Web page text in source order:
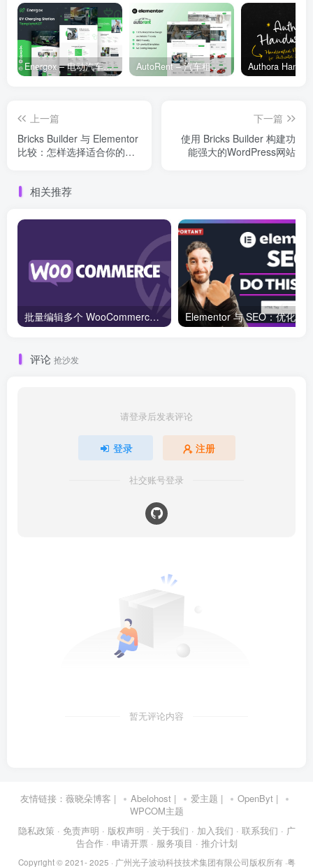
Energox – 电动汽车充电站 Elementor 模板套件 AutoRent – 汽车租赁服务 Elementor 模板套件
上一篇
Bricks Builder 与 Elementor
比较：怎样选择适合你的
下一篇
使用 Bricks Builder 构建功
能强大的WordPress网站
相关推荐
批量编辑多个 WooCommerce 产品变体价格的 2 个方法？
评论 抢沙发
请登录后发表评论
登录 注册
社交账号登录
暂无评论内容
友情链接： 薇晓朵博客 | Abelohost | 爱主题 | OpenByt |
WPCOM主题
隐私政策 · 免责声明 · 版权声明 · 关于我们 · 加入我们 · 联系我们 · 广
告合作 · 申请开票 · 服务项目 · 推介计划
Copyright © 2021- 2025 · 广州光子波动科技技术集团有限公司版权所有·粤